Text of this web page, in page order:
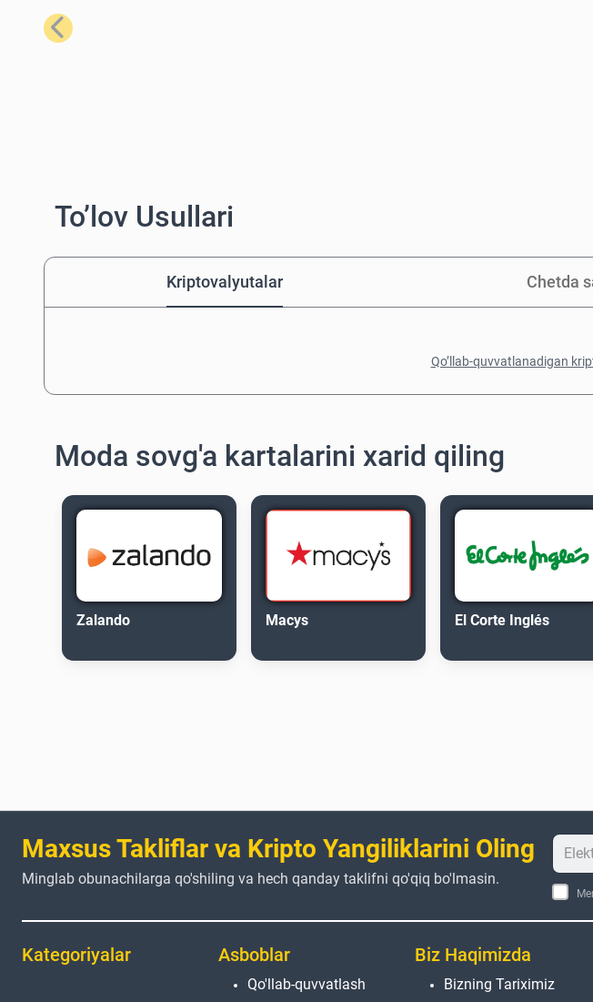
Oldingi
To’lov Usullari
Kriptovalyutalar Chetda
Qo’llab-quvvatlanadigan
Moda sovg'a kartalarini xarid qiling
Zalando Macys El Corte Inglés
Maxsus Takliflar va Kripto Yangiliklarini Oling
Minglab obunachilarga qo'shiling va hech qanday taklifni qo'qiq bo'lmasin.
Kategoriyalar Asboblar
Qo'llab-quvvatlash
Biz Haqimizda
Bizning Tariximiz